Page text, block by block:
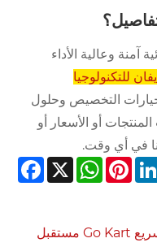
وعالية الأداء
للتكنولوجيا
التخصيص وحلول
أو الأسعار أو
في أي وقت.
X
WhatsAppPinterestLinkedIn
لماذا تعتبر البطارية القابلة للفصل السريع Go Kart مستقبل